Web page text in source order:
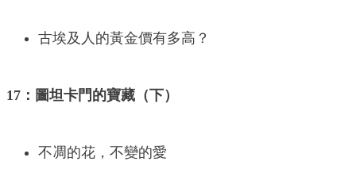
古埃及人的黃金價有多高？
17：圖坦卡門的寶藏（下）
不凋的花，不變的愛